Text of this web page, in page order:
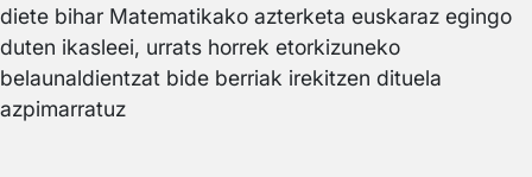
diete bihar Matematikako azterketa euskaraz egingo
duten ikasleei, urrats horrek etorkizuneko
belaunaldientzat bide berriak irekitzen dituela
azpimarratuz